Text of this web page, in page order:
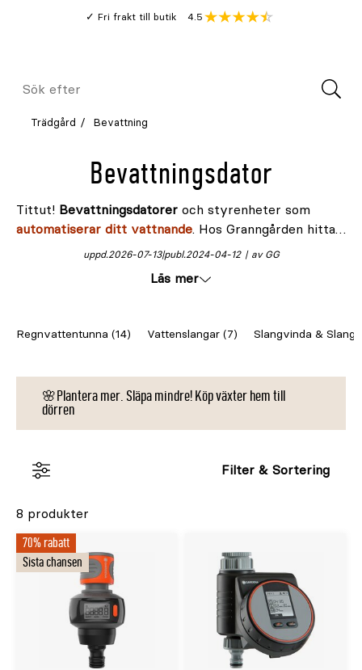
Fri frakt till butik
Genomsnitt
4.5
Meny
Sök
Trädgård Bevattning
Bevattningsdator
Tittut! Bevattningsdatorer och styrenheter som
automatiserar ditt vattnande. Hos Granngården hittar
du ett smart utbud av pålitliga och användarvänliga
app-styrda system med wifi och Bluetooth.
publ.2024-04-12
uppd.2026-07-13 av GG
Läs mer
Regnvattentunna (14) Vattenslangar (7) Slangvinda &
🌸Plantera mer. Släpa mindre! Köp växter hem till
dörren
Filter & Sortering
8 produkter
70% rabatt
Sista chansen